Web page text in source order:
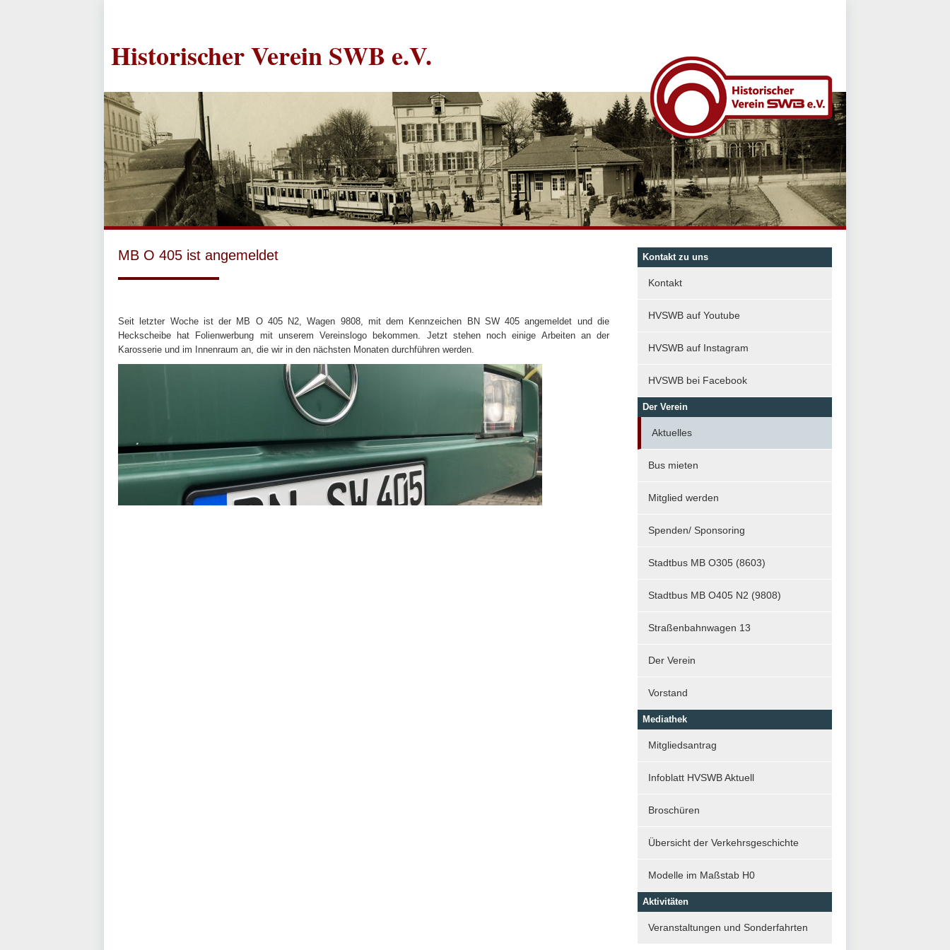
Historischer Verein SWB e.V.
MB O 405 ist angemeldet
Seit letzter Woche ist der MB O 405 N2, Wagen 9808, mit dem Kennzeichen BN SW 405 angemeldet und die
Heckscheibe hat Folienwerbung mit unserem Vereinslogo bekommen. Jetzt stehen noch einige Arbeiten an der
Karosserie und im Innenraum an, die wir in den nächsten Monaten durchführen werden.
Kontakt zu uns
Kontakt
HVSWB auf Youtube
HVSWB auf Instagram
HVSWB bei Facebook
Der Verein
Aktuelles
Bus mieten
Mitglied werden
Spenden/ Sponsoring
Stadtbus MB O305 (8603)
Stadtbus MB O405 N2 (9808)
Straßenbahnwagen 13
Der Verein
Vorstand
Mediathek
Mitgliedsantrag
Infoblatt HVSWB Aktuell
Broschüren
Übersicht der Verkehrsgeschichte
Modelle im Maßstab H0
Aktivitäten
Veranstaltungen und Sonderfahrten